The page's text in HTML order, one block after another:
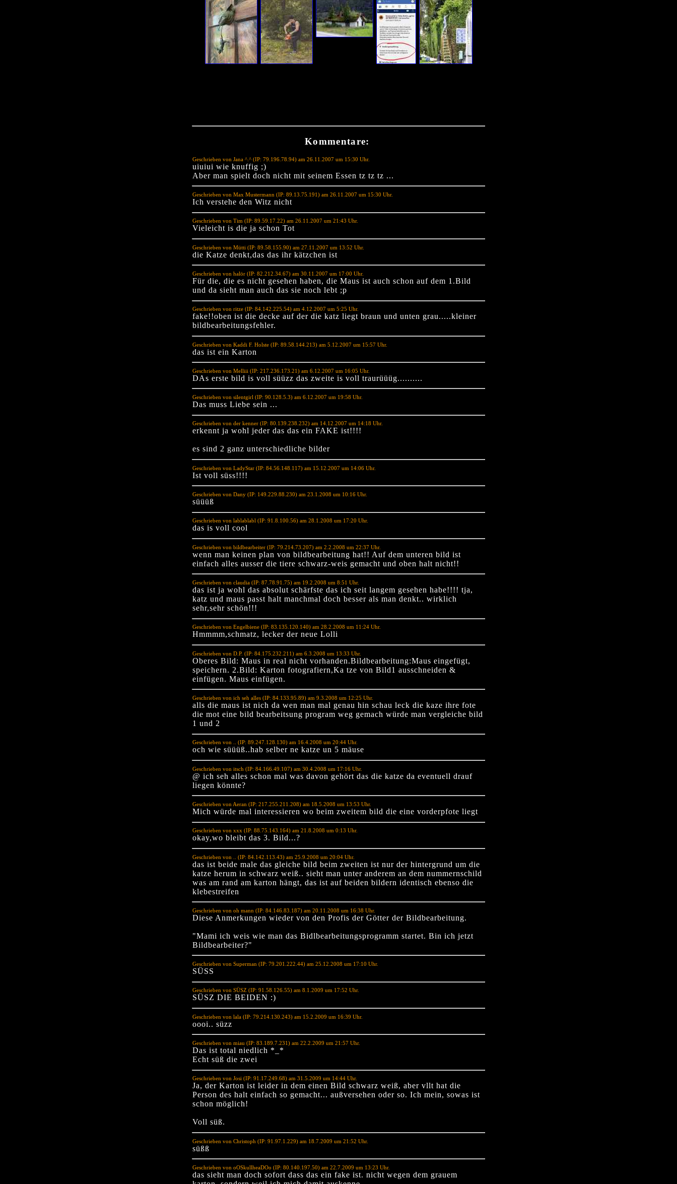
Kommentare:
Geschrieben von Jana ^.^ (IP: 79.196.78.94) am 26.11.2007 um 15:30 Uhr.
uiuiui wie knuffig ;)
Aber man spielt doch nicht mit seinem Essen tz tz tz ...
Geschrieben von Max Mustermann (IP: 89.13.75.191) am 26.11.2007 um 15:30 Uhr.
Ich verstehe den Witz nicht
Geschrieben von Tim (IP: 89.59.17.22) am 26.11.2007 um 21:43 Uhr.
Vieleicht is die ja schon Tot
Geschrieben von Mütti (IP: 89.58.155.90) am 27.11.2007 um 13:52 Uhr.
die Katze denkt,das das ihr kätzchen ist
Geschrieben von halör (IP: 82.212.34.67) am 30.11.2007 um 17:00 Uhr.
Für die, die es nicht gesehen haben, die Maus ist auch schon auf dem 1.Bild
und da sieht man auch das sie noch lebt ;p
Geschrieben von ritze (IP: 84.142.225.54) am 4.12.2007 um 5:25 Uhr.
fake!!oben ist die decke auf der die katz liegt braun und unten grau.....kleiner
bildbearbeitungsfehler.
Geschrieben von Kaddi F. Holste (IP: 89.58.144.213) am 5.12.2007 um 15:57 Uhr.
das ist ein Karton
Geschrieben von Melliii (IP: 217.236.173.21) am 6.12.2007 um 16:05 Uhr.
DAs erste bild is voll süüzz das zweite is voll traurüüüg..........
Geschrieben von silentgirl (IP: 90.128.5.3) am 6.12.2007 um 19:58 Uhr.
Das muss Liebe sein ...
Geschrieben von der kenner (IP: 80.139.238.232) am 14.12.2007 um 14:18 Uhr.
erkennt ja wohl jeder das das ein FAKE ist!!!!
es sind 2 ganz unterschiedliche bilder
Geschrieben von LadyStar (IP: 84.56.148.117) am 15.12.2007 um 14:06 Uhr.
Ist voll süss!!!!
Geschrieben von Dany (IP: 149.229.88.230) am 23.1.2008 um 10:16 Uhr.
süüüß
Geschrieben von lablablabl (IP: 91.8.100.56) am 28.1.2008 um 17:20 Uhr.
das is voll cool
Geschrieben von bildbearbeiter (IP: 79.214.73.207) am 2.2.2008 um 22:37 Uhr.
wenn man keinen plan von bildbearbeitung hat!! Auf dem unteren bild ist
einfach alles ausser die tiere schwarz-weis gemacht und oben halt nicht!!
Geschrieben von claudia (IP: 87.78.91.75) am 19.2.2008 um 8:51 Uhr.
das ist ja wohl das absolut schärfste das ich seit langem gesehen habe!!!! tja,
katz und maus passt halt manchmal doch besser als man denkt.. wirklich
sehr,sehr schön!!!
Geschrieben von Engelbiene (IP: 83.135.120.140) am 28.2.2008 um 11:24 Uhr.
Hmmmm,schmatz, lecker der neue Lolli
Geschrieben von D.P. (IP: 84.175.232.211) am 6.3.2008 um 13:33 Uhr.
Oberes Bild: Maus in real nicht vorhanden.Bildbearbeitung:Maus eingefügt,
speichern. 2.Bild: Karton fotografiern,Ka tze von Bild1 ausschneiden &
einfügen. Maus einfügen.
Geschrieben von ich seh alles (IP: 84.133.95.89) am 9.3.2008 um 12:25 Uhr.
alls die maus ist nich da wen man mal genau hin schau leck die kaze ihre fote
die mot eine bild bearbeitsung program weg gemach würde man vergleiche bild
1 und 2
Geschrieben von .. (IP: 89.247.128.130) am 16.4.2008 um 20:44 Uhr.
och wie süüüß..hab selber ne katze un 5 mäuse
Geschrieben von itsch (IP: 84.166.49.107) am 30.4.2008 um 17:16 Uhr.
@ ich seh alles schon mal was davon gehört das die katze da eventuell drauf
liegen könnte?
Geschrieben von Aeran (IP: 217.255.211.208) am 18.5.2008 um 13:53 Uhr.
Mich würde mal interessieren wo beim zweitem bild die eine vorderpfote liegt
Geschrieben von xxx (IP: 88.75.143.164) am 21.8.2008 um 0:13 Uhr.
okay,wo bleibt das 3. Bild...?
Geschrieben von .. (IP: 84.142.113.43) am 25.9.2008 um 20:04 Uhr.
das ist beide male das gleiche bild beim zweiten ist nur der hintergrund um die
katze herum in schwarz weiß.. sieht man unter anderem an dem nummernschild
was am rand am karton hängt, das ist auf beiden bildern identisch ebenso die
klebestreifen
Geschrieben von oh mann (IP: 84.146.83.187) am 20.11.2008 um 16:38 Uhr.
Diese Anmerkungen wieder von den Profis der Götter der Bildbearbeitung.
"Mami ich weis wie man das Bidlbearbeitungsprogramm startet. Bin ich jetzt
Bildbearbeiter?"
Geschrieben von Superman (IP: 79.201.222.44) am 25.12.2008 um 17:10 Uhr.
SÜSS
Geschrieben von SÜSZ (IP: 91.58.126.55) am 8.1.2009 um 17:52 Uhr.
SÜSZ DIE BEIDEN :)
Geschrieben von lala (IP: 79.214.130.243) am 15.2.2009 um 16:39 Uhr.
oooi.. süzz
Geschrieben von miau (IP: 83.189.7.231) am 22.2.2009 um 21:57 Uhr.
Das ist total niedlich *_*
Echt süß die zwei
Geschrieben von Josi (IP: 91.17.249.68) am 31.5.2009 um 14:44 Uhr.
Ja, der Karton ist leider in dem einen Bild schwarz weiß, aber vllt hat die
Person des halt einfach so gemacht... außversehen oder so. Ich mein, sowas ist
schon möglich!
Voll süß.
Geschrieben von Christoph (IP: 91.97.1.229) am 18.7.2009 um 21:52 Uhr.
süßß
Geschrieben von oOSkullheaDOo (IP: 80.140.197.50) am 22.7.2009 um 13:23 Uhr.
das sieht man doch sofort dass das ein fake ist. nicht wegen dem grauem